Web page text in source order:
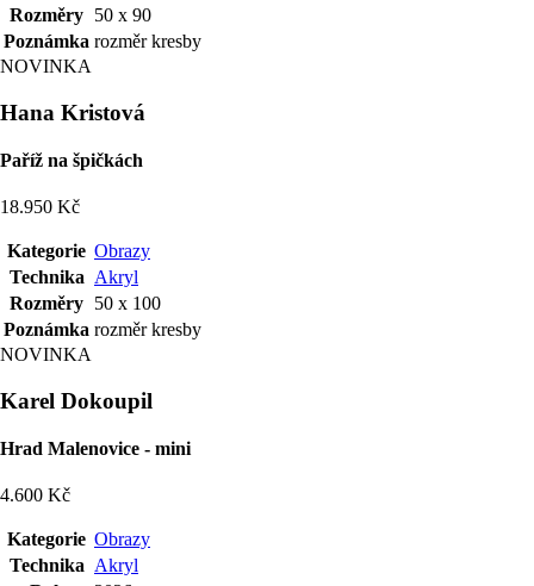
Rozměry 50 x 90
Poznámka rozměr kresby
NOVINKA
Hana Kristová
Paříž na špičkách
18.950 Kč
Kategorie Obrazy
Technika Akryl
Rozměry 50 x 100
Poznámka rozměr kresby
NOVINKA
Karel Dokoupil
Hrad Malenovice - mini
4.600 Kč
Kategorie Obrazy
Technika Akryl